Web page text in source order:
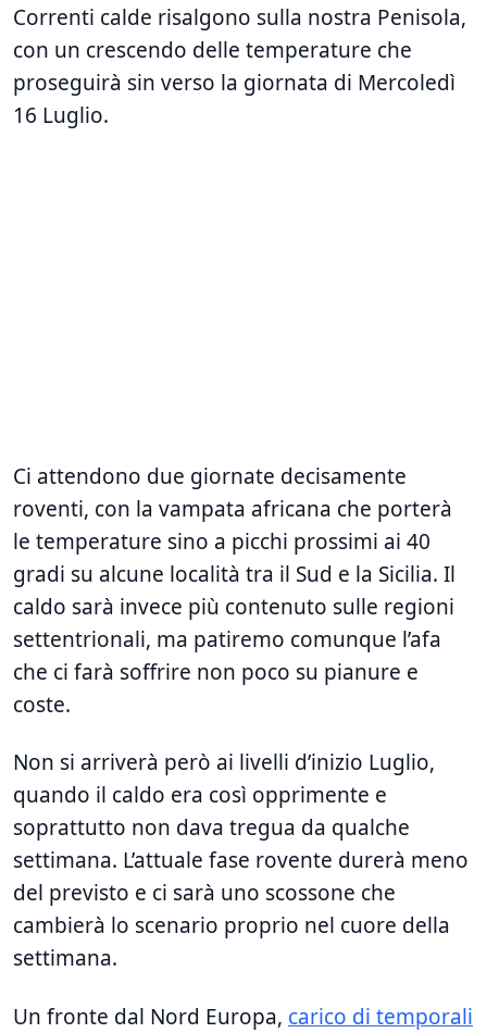
Correnti calde risalgono sulla nostra Penisola,
con un crescendo delle temperature che
proseguirà sin verso la giornata di Mercoledì
16 Luglio.
Ci attendono due giornate decisamente
roventi, con la vampata africana che porterà
le temperature sino a picchi prossimi ai 40
gradi su alcune località tra il Sud e la Sicilia. Il
caldo sarà invece più contenuto sulle regioni
settentrionali, ma patiremo comunque l’afa
che ci farà soffrire non poco su pianure e
coste.
Non si arriverà però ai livelli d’inizio Luglio,
quando il caldo era così opprimente e
soprattutto non dava tregua da qualche
settimana. L’attuale fase rovente durerà meno
del previsto e ci sarà uno scossone che
cambierà lo scenario proprio nel cuore della
settimana.
Un fronte dal Nord Europa, carico di temporali